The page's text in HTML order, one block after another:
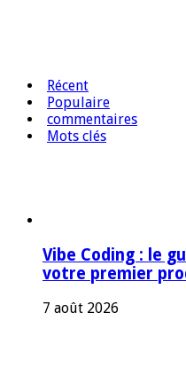
Récent
Populaire
commentaires
Mots clés
Vibe Coding : le
votre premier
7 août 2026